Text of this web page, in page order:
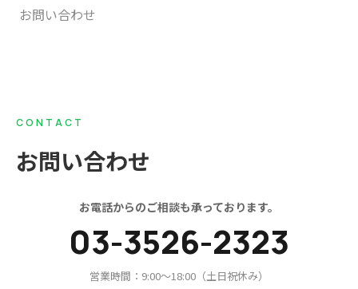
お問い合わせ
CONTACT
お問い合わせ
お電話からのご相談も承っております。
03-3526-2323
営業時間：9:00～18:00（土日祝休み）